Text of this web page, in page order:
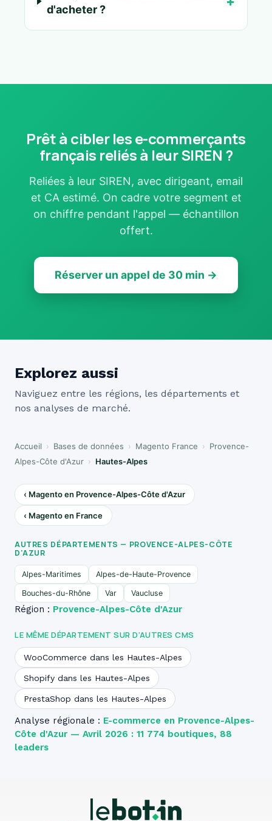
d'acheter ?
Prêt à cibler les e-commerçants
français reliés à leur SIREN ?
Reliées à leur SIREN, avec dirigeant, email
et CA estimé. On cadre votre segment et
on chiffre pendant l'appel — échantillon
offert.
Réserver un appel de 30 min →
Explorez aussi
Naviguez entre les régions, les départements et
nos analyses de marché.
Accueil › Bases de données › Magento France › Provence-
Alpes-Côte d'Azur › Hautes-Alpes
‹ Magento en Provence-Alpes-Côte d'Azur
‹ Magento en France
AUTRES DÉPARTEMENTS — PROVENCE-ALPES-CÔTE
D'AZUR
Alpes-Maritimes Alpes-de-Haute-Provence
Bouches-du-Rhône Var Vaucluse
Région : Provence-Alpes-Côte d'Azur
LE MÊME DÉPARTEMENT SUR D’AUTRES CMS
WooCommerce dans les Hautes-Alpes
Shopify dans les Hautes-Alpes
PrestaShop dans les Hautes-Alpes
Analyse régionale : E-commerce en Provence-Alpes-
Côte d'Azur — Avril 2026 : 11 774 boutiques, 88
leaders